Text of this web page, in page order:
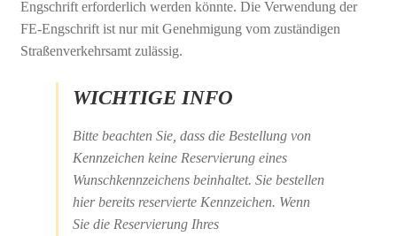
Engschrift erforderlich werden könnte. Die Verwendung der
FE-Engschrift ist nur mit Genehmigung vom zuständigen
Straßenverkehrsamt zulässig.
WICHTIGE INFO
Bitte beachten Sie, dass die Bestellung von
Kennzeichen keine Reservierung eines
Wunschkennzeichens beinhaltet. Sie bestellen
hier bereits reservierte Kennzeichen. Wenn
Sie die Reservierung Ihres